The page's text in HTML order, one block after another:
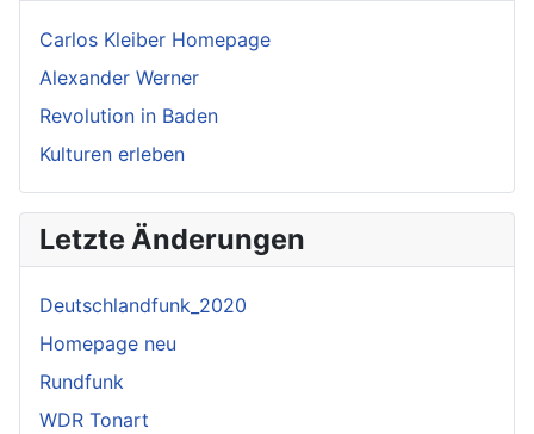
Carlos Kleiber Homepage
Alexander Werner
Revolution in Baden
Kulturen erleben
Letzte Änderungen
Deutschlandfunk_2020
Homepage neu
Rundfunk
WDR Tonart